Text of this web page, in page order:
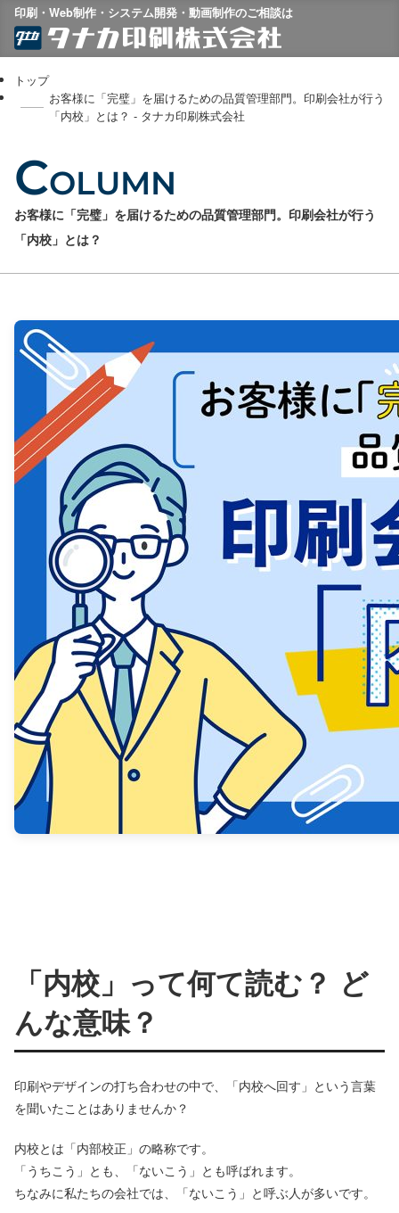
印刷・Web制作・システム開発・動画制作のご相談は
トップ
お客様に「完璧」を届けるための品質管理部門。印刷会社が行う
「内校」とは？ - タナカ印刷株式会社
COLUMN
お客様に「完璧」を届けるための品質管理部門。印刷会社が行う
「内校」とは？
「内校」って何て読む？ ど
んな意味？
印刷やデザインの打ち合わせの中で、「内校へ回す」という言葉
を聞いたことはありませんか？
内校とは「内部校正」の略称です。
「うちこう」とも、「ないこう」とも呼ばれます。
ちなみに私たちの会社では、「ないこう」と呼ぶ人が多いです。